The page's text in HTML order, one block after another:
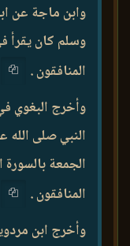
وابن ماجة عن
وسلم كان يقرأ
المنافقون .
وأخرج البغوي
النبي صلى الله
الجمعة
المنافقون .
وأخرج ابن